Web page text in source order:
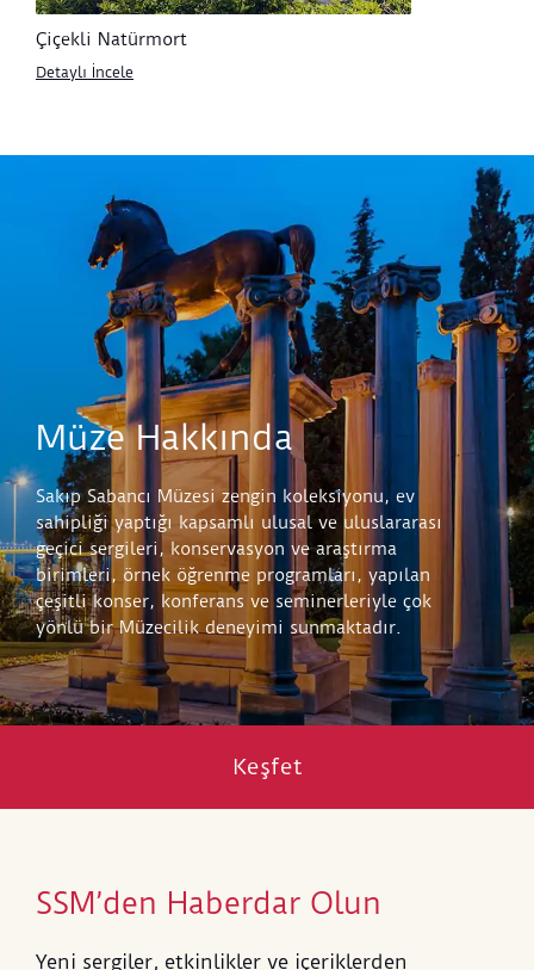
Çiçekli Natürmort
Detaylı İncele
Müze Hakkında
Sakıp Sabancı Müzesi zengin koleksiyonu, ev
sahipliği yaptığı kapsamlı ulusal ve uluslararası
geçici sergileri, konservasyon ve araştırma
birimleri, örnek öğrenme programları, yapılan
çeşitli konser, konferans ve seminerleriyle çok
yönlü bir Müzecilik deneyimi sunmaktadır.
Keşfet
SSM’den Haberdar Olun
Yeni sergiler, etkinlikler ve içeriklerden